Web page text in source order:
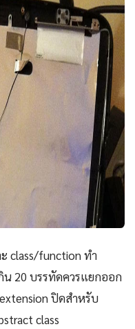
class/function ทำ
น 20 บรรทัดควรแยกออก
ปิดสำหรับ
class